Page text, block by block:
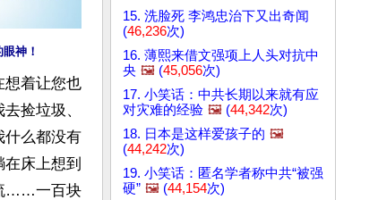
神！
想着让您也
捡垃圾、
么都没有
床上想到
……一百块
15. 洗脸死 李鸿忠治下又出奇闻
(46,236次)
16. 薄熙来借文强项上人头对抗中
央 🖼️ (45,056次)
17. 小笑话：中共长期以来就有应
对灾难的经验 🖼️ (44,342次)
18. 日本是这样爱孩子的 🖼️
(44,242次)
19. 小笑话：匿名学者称中共“被强
硬” 🖼️ (44,154次)